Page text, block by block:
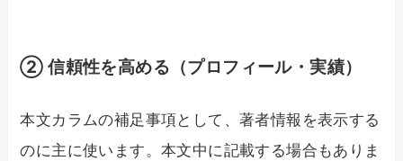
② 信頼性を高める（プロフィール・実績）
本文カラムの補足事項として、著者情報を表示する
のに主に使います。本文中に記載する場合もありま